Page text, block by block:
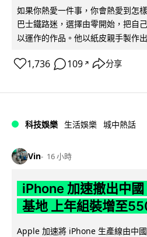
如果你熱愛一件事，你會熱愛到怎
巴士鐵路迷，選擇由零開始，把自
以運作的作品。他以紙皮親手製作
1,736 109 ↗ 分享
科技娛樂 生活娛樂 城中熱話
Vin 16 小時
iPhone 加速撤出中
基地 上年組裝增至
Apple 加速將 iPhone 生產線由中